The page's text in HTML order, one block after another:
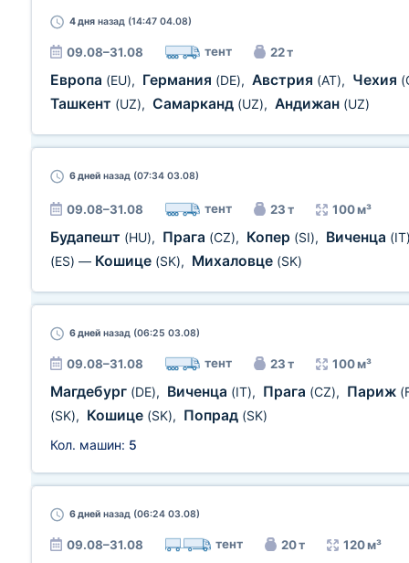
4 дня назад (14:47 04.08)
09.08–31.08 тент 22 т
Европа (EU), Германия (DE), Австрия (AT), Чехия
Ташкент (UZ), Самарканд (UZ), Андижан (UZ)
6 дней назад (07:34 03.08)
09.08–31.08 тент 23 т 100 м³
Будапешт (HU), Прага (CZ), Копер (SI), Виченца
(ES) — Кошице (SK), Михаловце (SK)
6 дней назад (06:25 03.08)
09.08–31.08 тент 23 т 100 м³
Магдебург (DE), Виченца (IT), Прага (CZ), Париж
(SK), Кошице (SK), Попрад (SK)
Кол. машин: 5
6 дней назад (06:24 03.08)
09.08–31.08 тент 20 т 120 м³